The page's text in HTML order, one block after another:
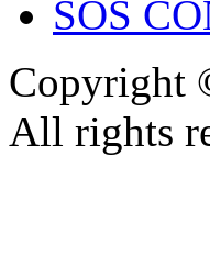
SOS
Copyright
All rights